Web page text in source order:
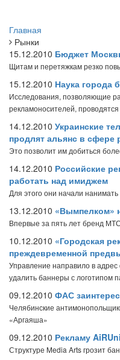
Главная
Рынки
15.12.2010 Бюджет
Щитам и перетяжкам резко
15.12.2010 Наука города
Исследования, позволяющие
рекламоносителей,
14.12.2010 Украинские
продлят альянс в сфере
Это позволит им добиться
14.12.2010 Российские
работать над имиджем
Для этого они начали
13.12.2010 «Вымпелком»
Впервые за пять лет бренд
10.12.2010 «Городская
преждевременной
Управление направило в
удалить баннеры с логотипом
09.12.2010 ФАС
Челябинские
«Аргаяша»
09.12.2010 Рекламу
Структуре Media Arts грозит